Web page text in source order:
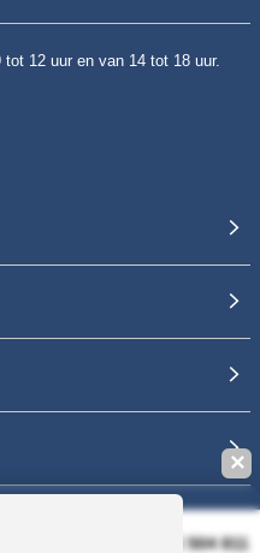
12 uur en van 14 tot 18 uur.
SAS - R.C.S. DOLE 504 811
✕